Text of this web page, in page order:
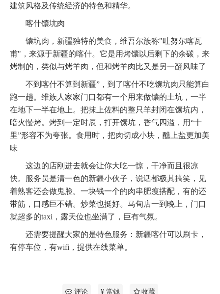
建筑风格及传统经济的特色和精华。
喀什馕坑肉
馕坑肉，新疆独特的美食，维吾尔族称"吐努尔喀瓦
甫"，来源于新疆的喀什。它是用烤馕以后剩下的余碳，来
烤制的，类似与烤羊肉，但和烤羊肉比又是另一翻风味了
不到喀什不算到新疆”，到了喀什不吃馕坑肉只能算白
跑一趟。维族人家家门口都有一个用来做馕的土坑，一半
在地下一半在地上。把抹上佐料的整只羊封闭在馕坑内，
暗火慢烤。烤到一定时辰，打开馕坑，香气四溢，用“十
里”形容不为夸张。食用时，把肉切成小块，醮上盐更加美
味
这边的店刚进去就会让你大吃一惊，干净而且很凉
快。服务员是清一色的新疆小伙子，说话都极其搞笑，见
着熟客还会做鬼脸。一块钱一个的肉串肥瘦搭配，有的还
带筋，口感巨不错。炒菜也挺好。马甸店一到晚上，门口
就超多的taxi，露天位也坐满了，巨有气氛。
还需要提醒大家的是特色服务：新疆喀什可以刷卡，
有停车位，有wifi，提供在线菜单。
评论 ¥ 赏钱 收藏